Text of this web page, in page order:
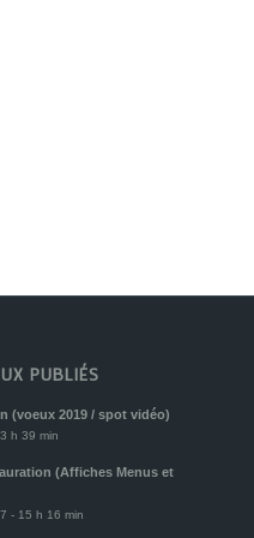
PUBLIÉS
(voeux 2019 / spot vidéo)
h 39 min
(Affiches Menus et
- 15 h 16 min